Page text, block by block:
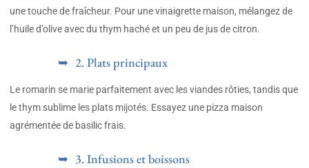
une touche de fraîcheur. Pour une vinaigrette maison, mélangez de
l’huile d’olive avec du thym haché et un peu de jus de citron.
2. Plats principaux
Le romarin se marie parfaitement avec les viandes rôties, tandis que
le thym sublime les plats mijotés. Essayez une pizza maison
agrémentée de basilic frais.
3. Infusions et boissons